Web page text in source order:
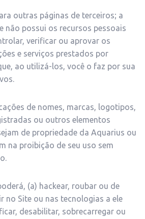
outras páginas de terceiros; a
não possui os recursos pessoais
verificar ou aprovar os
e serviços prestados por
ao utilizá-los, você o faz por sua
de nomes, marcas, logotipos,
ou outros elementos
de propriedade da Aquarius ou
na proibição de seu uso sem
(a) hackear, roubar ou de
no Site ou nas tecnologias a ele
desabilitar, sobrecarregar ou